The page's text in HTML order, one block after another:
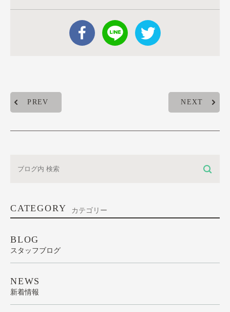
PREV NEXT
CATEGORY カテゴリー
BLOG
スタッフブログ
NEWS
新着情報